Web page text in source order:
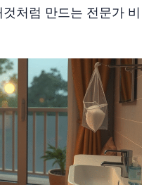
처럼 만드는 전문가 비